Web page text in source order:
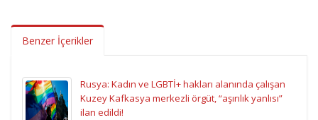
Benzer İçerikler
Rusya: Kadın ve LGBTİ+ hakları alanında çalışan
Kuzey Kafkasya merkezli örgüt, “aşırılık yanlısı”
ilan edildi!